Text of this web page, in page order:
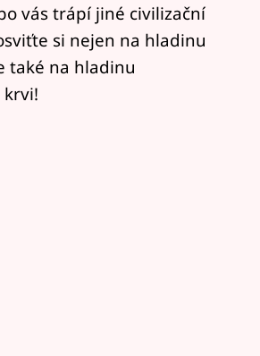
vás trápí jiné civilizační
si nejen na hladinu
také na hladinu
krvi!